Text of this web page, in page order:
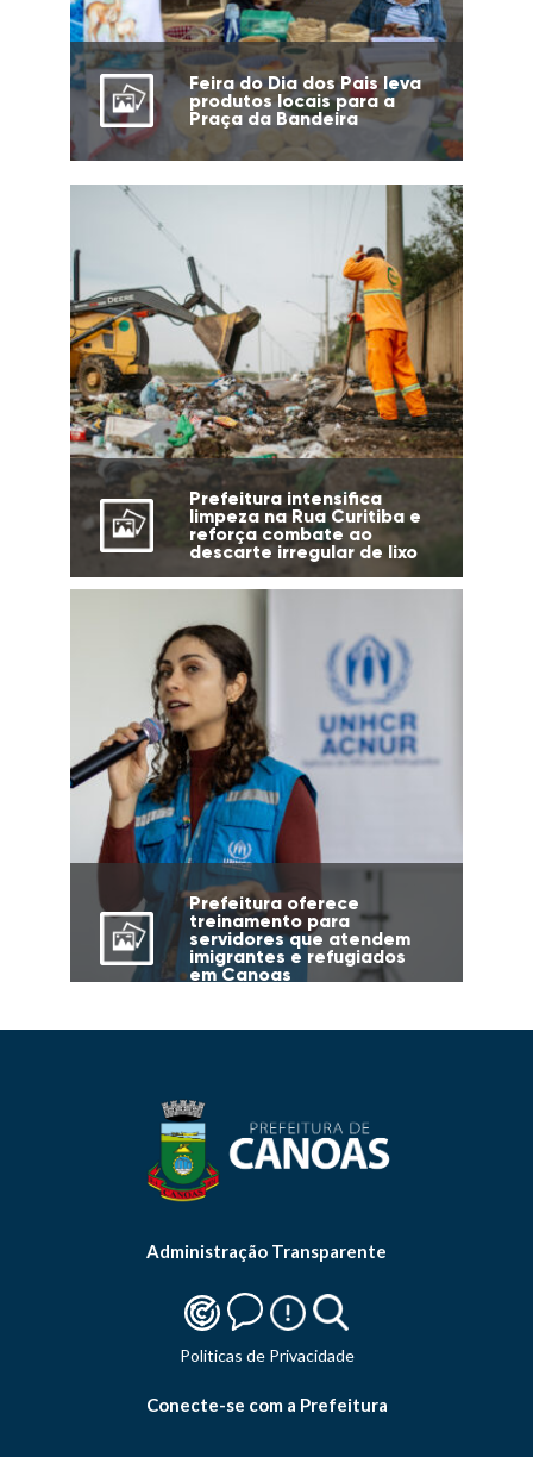
Feira do Dia dos Pais leva
produtos locais para a
Praça da Bandeira
Prefeitura intensifica
limpeza na Rua Curitiba e
reforça combate ao
descarte irregular de lixo
Prefeitura oferece
treinamento para
servidores que atendem
imigrantes e refugiados
em Canoas
Administração Transparente
Politicas de Privacidade
Conecte-se com a Prefeitura